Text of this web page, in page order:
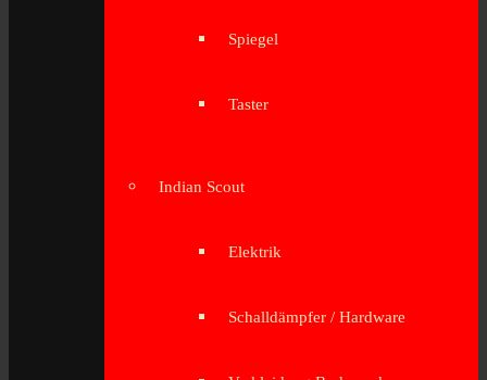
Spiegel
Taster
Indian Scout
Elektrik
Schalldämpfer / Hardware